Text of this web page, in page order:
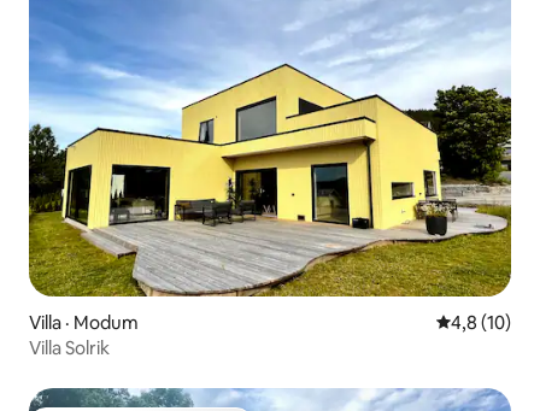
Villa · Modum Note
4,8 (10)
Villa Solrik